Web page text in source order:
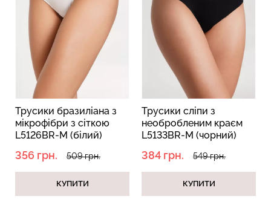
Трусики бразиліана з
мікрофібри з сіткою
L5126BR-M (білий)
356 грн. 509 грн.
КУПИТИ
Трусики сліпи з
необробленим краєм
L5133BR-M (чорний)
384 грн. 549 грн.
КУПИТИ
Безшовний топ з легкою
корекцією BRA
SHAPEWEAR nude
(бежевий) Giulia
489 грн.699 грн.
Велосипедки з пуш-ап
ефектом безшовні
TRACKS SHAPE black
(чорний) Giulia
454 грн.649 грн.